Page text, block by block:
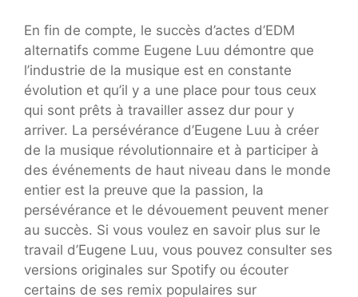
En fin de compte, le succès d’actes d’EDM
alternatifs comme Eugene Luu démontre que
l’industrie de la musique est en constante
évolution et qu’il y a une place pour tous ceux
qui sont prêts à travailler assez dur pour y
arriver. La persévérance d’Eugene Luu à créer
de la musique révolutionnaire et à participer à
des événements de haut niveau dans le monde
entier est la preuve que la passion, la
persévérance et le dévouement peuvent mener
au succès. Si vous voulez en savoir plus sur le
travail d’Eugene Luu, vous pouvez consulter ses
versions originales sur Spotify ou écouter
certains de ses remix populaires sur